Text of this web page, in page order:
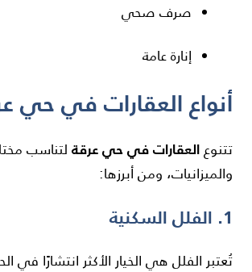
صرف صحي
إنارة عامة
أنواع العقارات في حي
تتنوعالعقارات في حي عرقة لتناسب
والميزانيات، ومن أبرزها:
1. الفلل السكنية
تُعتبر الفلل هي الخيار الأكثر انتشارًا في